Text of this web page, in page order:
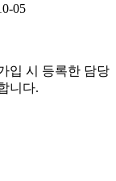
05
입 시 등록한 담당
니다.